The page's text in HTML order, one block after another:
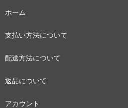
ホーム
支払い方法について
配送方法について
返品について
アカウント